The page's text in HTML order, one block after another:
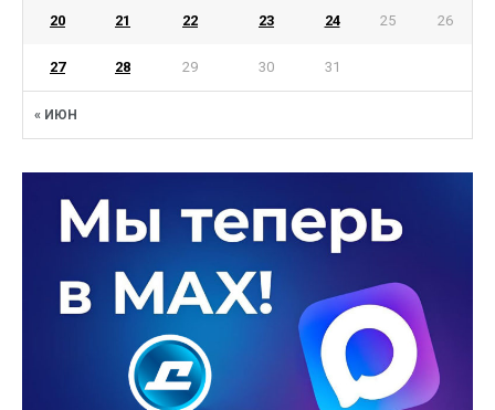
« ИЮН
20 21 22 23 24 25 26
27 28 29 30 31